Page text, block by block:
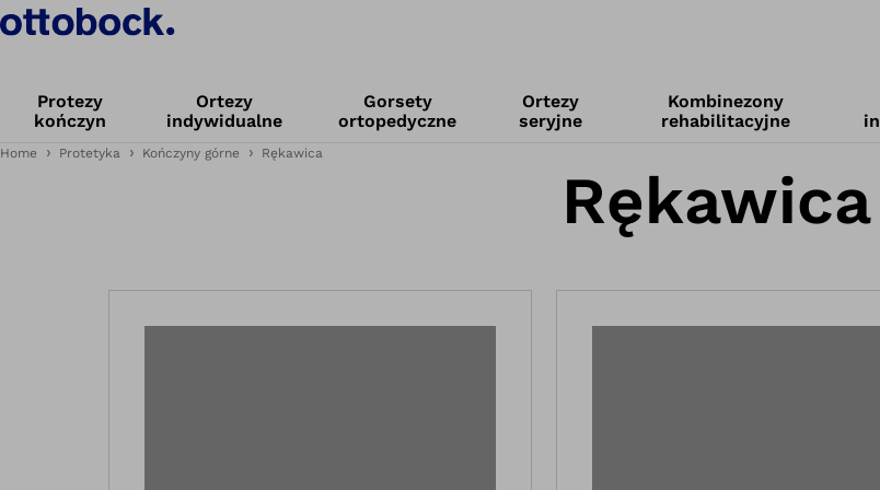
Protezy
kończyn
Ortezy
indywidualne
Gorsety
ortopedyczne
Ortezy
seryjne
Kombinezony
rehabilitacyjne
Home Protetyka Kończyny górne Rękawica
Rękawica